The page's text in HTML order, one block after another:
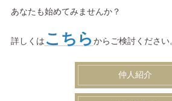
あなたも始めてみませんか？
詳しくは こちら からご検討ください
仲人紹介